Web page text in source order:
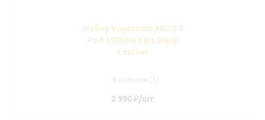
Набор Vaporesso XROS 5
Pod 1500mAh Kit Black
Leather
2 990₽/шт